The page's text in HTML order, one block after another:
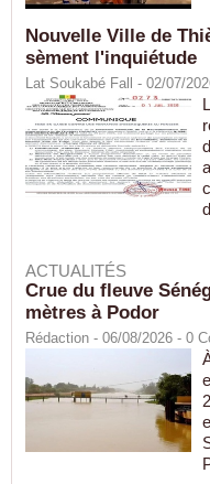
Nouvelle Ville de
sèment l'inquiétude
Lat Soukabé Fall - 02/07/
ACTUALITÉS
Crue du fleuve
mètres à Podor
Rédaction - 06/08/2026 - 0